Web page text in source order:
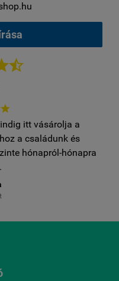


itt vásárolja a
a családunk és
hónapról-hónapra